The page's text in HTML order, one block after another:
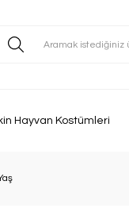
Hayvan Kostümleri